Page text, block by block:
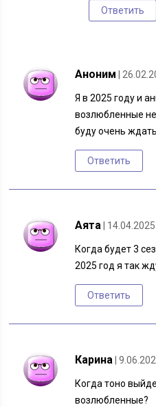
Ответить
Аноним |
Я в 2025 году и
возлюбленные
буду очень
Ответить
Аята |
Когда будет 3
2025 год я так
Ответить
Карина |
Когда тоно
возлюбленные?